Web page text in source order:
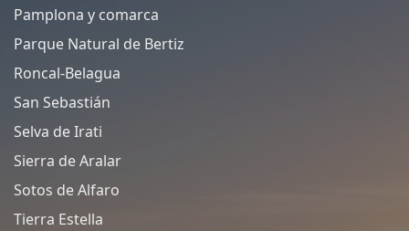
Pamplona y comarca
Parque Natural de Bertiz
Roncal-Belagua
San Sebastián
Selva de Irati
Sierra de Aralar
Sotos de Alfaro
Tierra Estella